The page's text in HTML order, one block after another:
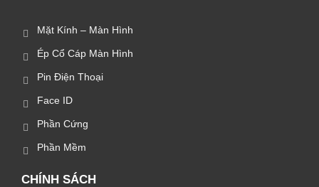
Mặt Kính – Màn Hình
Ép Cổ Cáp Màn Hình
Pin Điện Thoại
Face ID
Phần Cứng
Phần Mềm
CHÍNH SÁCH